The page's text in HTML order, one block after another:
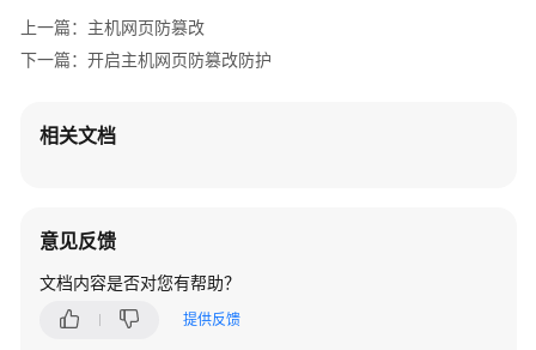
主
机
护
资
上一篇：主机网页防篡改
下一篇：开启主机网页防篡改防护
相关文档
意见反馈
文档内容是否对您有帮助？
提供反馈